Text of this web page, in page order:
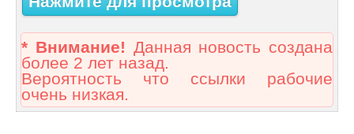
* Внимание! Данная новость создана
более 2 лет назад.
Вероятность что ссылки рабочие
очень низкая.